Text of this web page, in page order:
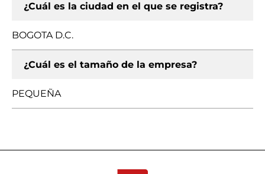
¿Cuál es la ciudad en el que se registra?
BOGOTA D.C.
¿Cuál es el tamaño de la empresa?
PEQUEÑA